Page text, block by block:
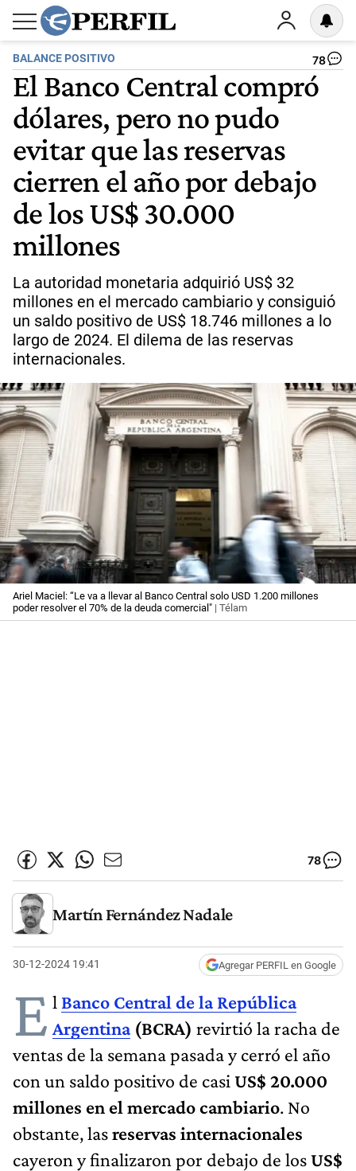
BALANCE POSITIVO 78
El Banco Central compró
dólares, pero no pudo
evitar que las reservas
cierren el año por debajo
de los US$ 30.000
millones
La autoridad monetaria adquirió US$ 32
millones en el mercado cambiario y consiguió
un saldo positivo de US$ 18.746 millones a lo
largo de 2024. El dilema de las reservas
internacionales.
Ariel Maciel: “Le va a llevar al Banco Central solo USD 1.200 millones
poder resolver el 70% de la deuda comercial" | Télam
78
Martín Fernández Nadale
30-12-2024 19:41 Agregar PERFIL en Google
E l Banco Central de la República
Argentina(BCRA) revirtió la racha de
ventas de la semana pasada y cerró el año
con un saldo positivo de casi US$ 20.000
millones en el mercado cambiario. No
obstante, lasreservas internacionales
cayeron y finalizaron por debajo de losUS$